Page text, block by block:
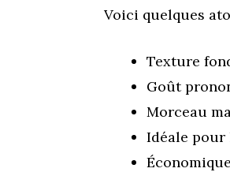
Voici quelques
Texture
Goût
Morceau
Idéale pour